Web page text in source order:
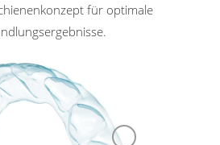
für optimale